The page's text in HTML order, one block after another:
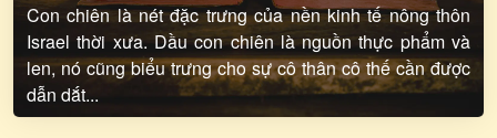
Con chiên là nét đặc trưng của nền kinh tế nông thôn
Israel thời xưa. Dầu con chiên là nguồn thực phẩm và
len, nó cũng biểu trưng cho sự cô thân cô thế cần được
dẫn dắt...